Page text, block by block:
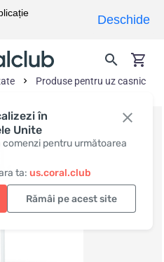
în
Unite
pentru următoarea
ta: us.coral.club
Rămâi pe acest site
Produse pentru uz casnic
Deschide